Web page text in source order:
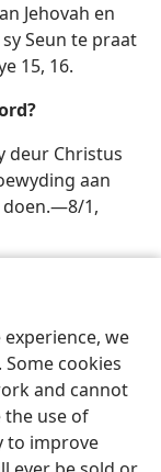
we
cookies
and cannot
the use of
to improve
Jehovah en
Seun te praat
15, 16.
deur Christus
aan
doen.—8/1,
of Pennsylvania
Privaatheidsinstellings